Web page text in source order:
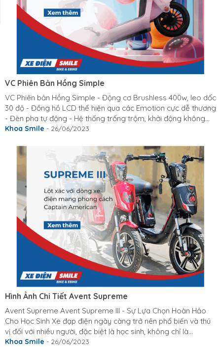
VC Phiên Bản Hồng Simple
VC Phiên bản Hồng Simple - Động cơ Brushless 400w, leo dốc
30 độ - Đồng hồ LCD thể hiện qua các Emotion cực dễ thương
- Đèn pha tự động - Hệ thống trống trộm, khởi động không
cần chìa khóa bằng thẻ từ - Giảm xóc kép trước – sau. - Kích
bánh: 14 inch - Lắp được ghế ngồi trước cho bé có tay cầm -
Kiểu dáng nhỏ gọn, tiện lợi, di chuyển dễ dàng trông các ngõ
nhỏ - Khung sườn xe bằng thép chịu lực - Sơn tĩnh điện bền
màu - Tốc độ max:40 km/h -...
Khoa Smile - 26/06/2023
Hình Ảnh Chi Tiết Avent Supreme
Avent Supreme Avent Supreme III - Sự Lựa Chọn Hoàn Hảo
Cho Học Sinh Xe đạp điện ngày càng trở nên phổ biến và thú
vị đối với nhiều người, đặc biệt là học sinh, không chỉ là
phương tiện giao thông thân thiện với môi trường mà còn là
Khoa Smile - 26/06/2023